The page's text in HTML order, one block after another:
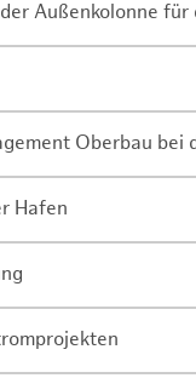
Außenkolonne für
Oberbau bei
Hafen